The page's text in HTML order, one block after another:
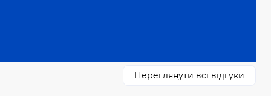
Переглянути всі відгуки